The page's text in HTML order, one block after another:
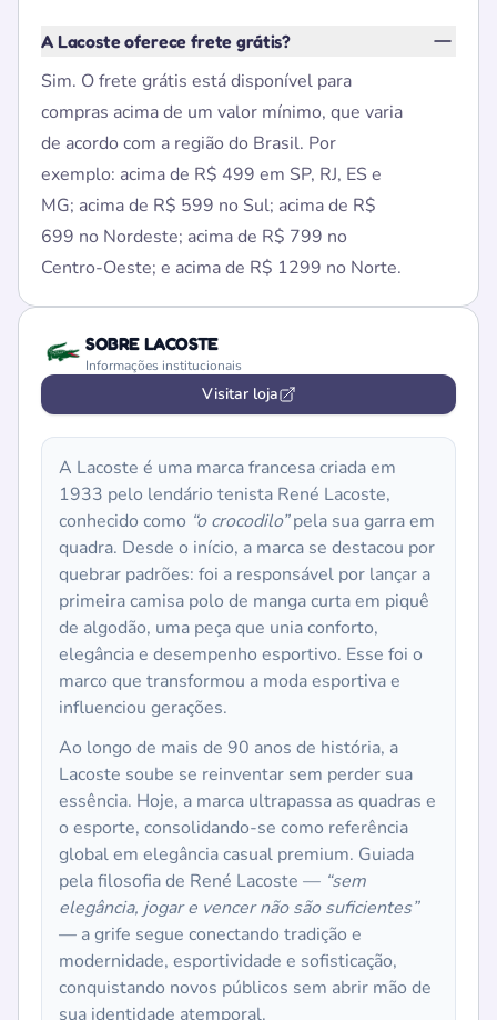
A Lacoste oferece frete grátis?
Sim. O frete grátis está disponível para
compras acima de um valor mínimo, que varia
de acordo com a região do Brasil. Por
exemplo: acima de R$ 499 em SP, RJ, ES e
MG; acima de R$ 599 no Sul; acima de R$
699 no Nordeste; acima de R$ 799 no
Centro-Oeste; e acima de R$ 1299 no Norte.
SOBRE LACOSTE
Informações institucionais
Visitar loja
A Lacoste é uma marca francesa criada em
1933 pelo lendário tenista René Lacoste,
conhecido como “o crocodilo”pela sua garra em
quadra. Desde o início, a marca se destacou por
quebrar padrões: foi a responsável por lançar a
primeira camisa polo de manga curta em piquê
de algodão, uma peça que unia conforto,
elegância e desempenho esportivo. Esse foi o
marco que transformou a moda esportiva e
influenciou gerações.
Ao longo de mais de 90 anos de história, a
Lacoste soube se reinventar sem perder sua
essência. Hoje, a marca ultrapassa as quadras e
o esporte, consolidando-se como referência
global em elegância casual premium. Guiada
pela filosofia de René Lacoste — “sem
elegância, jogar e vencer não são suficientes”
— a grife segue conectando tradição e
modernidade, esportividade e sofisticação,
conquistando novos públicos sem abrir mão de
sua identidade atemporal.